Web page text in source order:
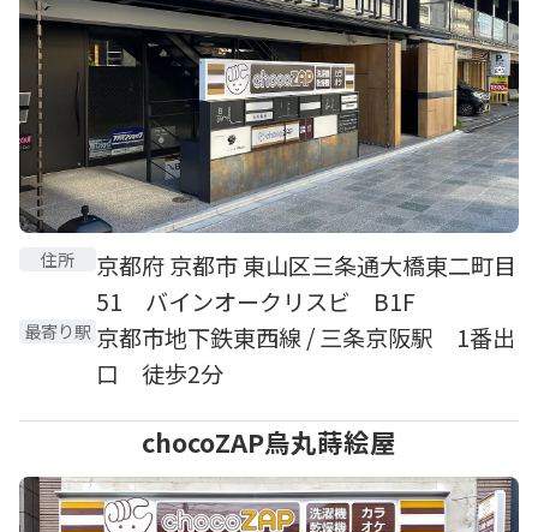
住所
京都府 京都市 東山区三条通大橋東二町目
51 バインオークリスビ B1F
最寄り駅 京都市地下鉄東西線 / 三条京阪駅 1番出
口 徒歩2分
chocoZAP烏丸蒔絵屋